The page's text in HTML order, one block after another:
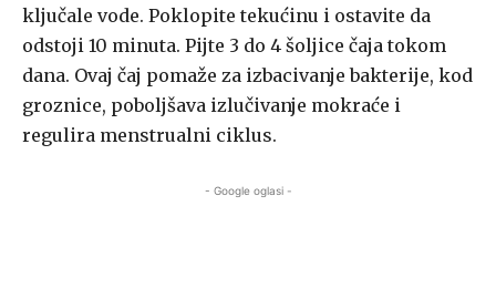
ključale vode. Poklopite tekućinu i ostavite da
odstoji 10 minuta. Pijte 3 do 4 šoljice čaja tokom
dana. Ovaj čaj pomaže za izbacivanje bakterije, kod
groznice, poboljšava izlučivanje mokraće i
regulira menstrualni ciklus.
- Google oglasi -